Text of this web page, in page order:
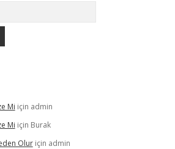
Mi için admin
Mi için Burak
Oluriçin admin